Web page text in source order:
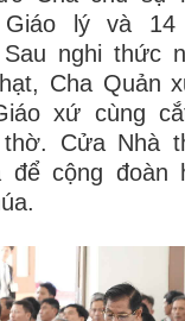
Giáo lý và 14
nghi thức
Cha Quản
xứ cùng
thờ. Cửa Nhà
để cộng đoàn